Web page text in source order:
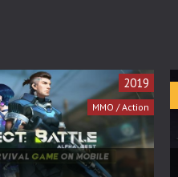
2019
MMO / Action